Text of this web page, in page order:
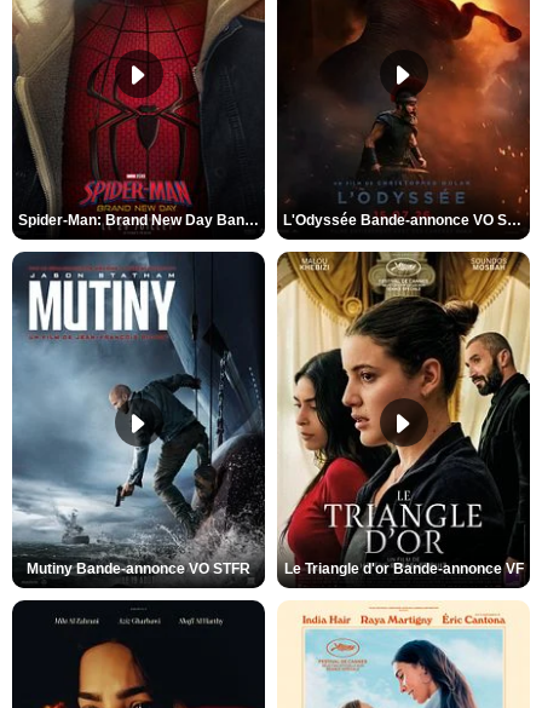
Spider-Man: Brand New Day Bande-annonce VO STFR L'Odyssée Bande-annonce VO STFR
Mutiny Bande-annonce VO STFR Le Triangle d'or Bande-annonce VF